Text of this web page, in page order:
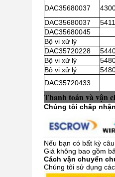
DAC35680037
DAC35680037
DAC35680045
Bộ vi xử lý
DAC35720228
Bộ vi xử lý
Bộ vi xử lý
DAC35720433
Thanh toán và vận
Chúng tôi chấp
Nếu bạn có bất kỳ
Giá không bao gồm
Cách vận chuyển
Chúng tôi sử dụng